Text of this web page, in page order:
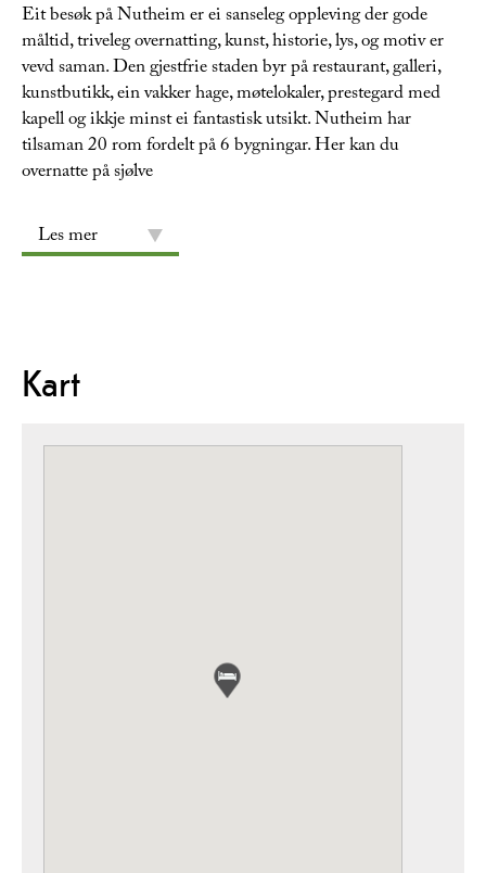
Eit besøk på Nutheim er ei sanseleg oppleving der gode
måltid, triveleg overnatting, kunst, historie, lys, og motiv er
vevd saman. Den gjestfrie staden byr på restaurant, galleri,
kunstbutikk, ein vakker hage, møtelokaler, prestegard med
kapell og ikkje minst ei fantastisk utsikt. Nutheim har
tilsaman 20 rom fordelt på 6 bygningar. Her kan du
overnatte på sjølve
Les mer
Kart